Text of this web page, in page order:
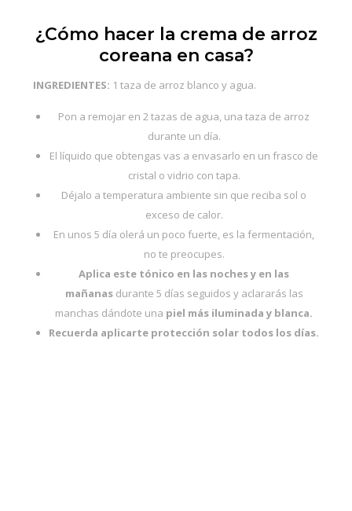
¿Cómo hacer la crema de arroz
coreana en casa?
INGREDIENTES: 1 taza de arroz blanco y agua.
Pon a remojar en 2 tazas de agua, una taza de arroz
durante un día.
El líquido que obtengas vas a envasarlo en un frasco de
cristal o vidrio con tapa.
Déjalo a temperatura ambiente sin que reciba sol o
exceso de calor.
En unos 5 día olerá un poco fuerte, es la fermentación,
no te preocupes.
Aplica este tónico en las noches y en las
mañanasdurante 5 días seguidos y aclararás las
manchas dándote una piel más iluminada y blanca.
Recuerda aplicarte protección solar todos los días.